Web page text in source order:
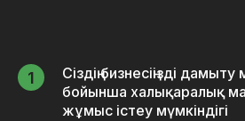
Сіздің бизнесіңізді
бойынша халықаралық
жұмыс істеу мүмкіндігі